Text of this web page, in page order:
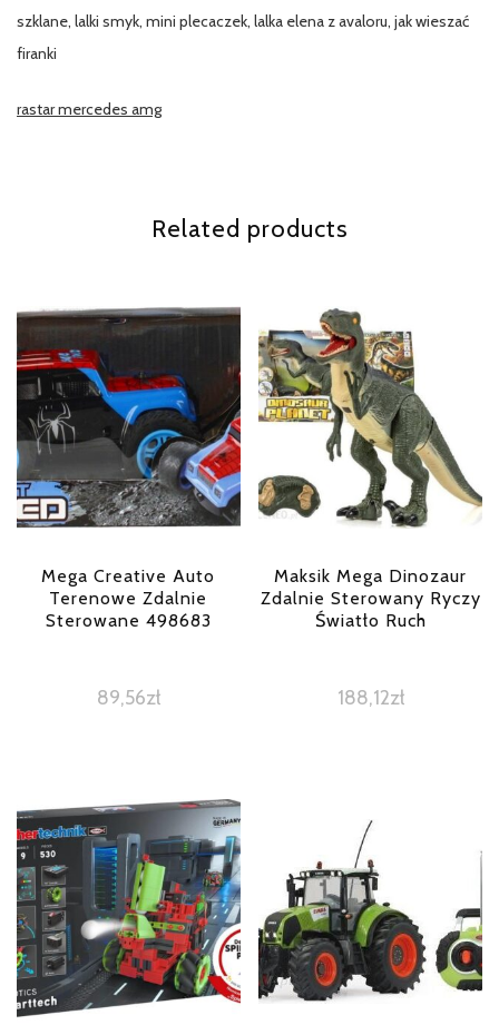
szklane, lalki smyk, mini plecaczek, lalka elena z avaloru, jak wieszać
firanki
rastar mercedes amg
Related products
Mega Creative Auto
Terenowe Zdalnie
Sterowane 498683
89,56zł
Maksik Mega Dinozaur
Zdalnie Sterowany Ryczy
Światło Ruch
188,12zł